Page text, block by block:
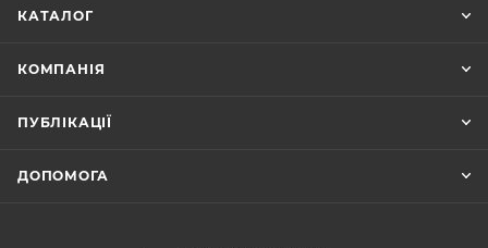
КАТАЛОГ
КОМПАНІЯ
ПУБЛІКАЦІЇ
ДОПОМОГА